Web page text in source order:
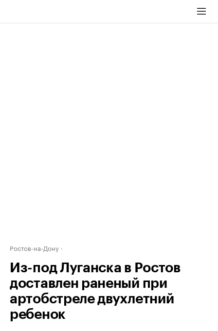
Ростов-на-Дону
Из-под Луганска в Ростов
доставлен раненый при
артобстреле двухлетний
ребенок